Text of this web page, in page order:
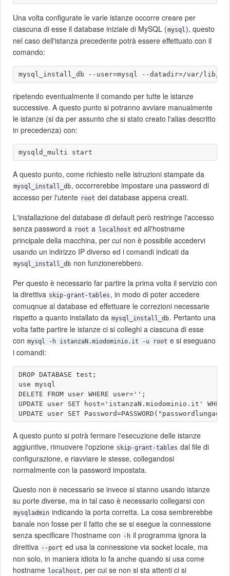
Una volta configurate le varie istanze occorre creare per
ciascuna di esse il database iniziale di MySQL (mysql), questo
nel caso dell'istanza precedente potrà essere effettuato con il
comando:
ripetendo eventualmente il comando per tutte le istanze
successive. A questo punto si potranno avviare manualmente
le istanze (si da per assunto che si stato creato l'alias descritto
in precedenza) con:
A questo punto, come richiesto nelle istruzioni stampate da
mysql_install_db, occorrerebbe impostare una password di
accesso per l'utente root dei database appena creati.
L'installazione del database di default però restringe l'accesso
senza password a root a localhost ed all'hostname
principale della macchina, per cui non è possibile accedervi
usando un indirizzo IP diverso ed i comandi indicati da
mysql_install_db non funzionerebbero.
Per questo è necessario far partire la prima volta il servizio con
la direttiva skip-grant-tables , in modo di poter accedere
comuqnue al database ed effettuare le correzioni necessarie
rispetto a quanto installato da mysql_install_db. Pertanto una
volta fatte partire le istanze ci si colleghi a ciascuna di esse
con mysql -h istanzaN.miodominio.it -u root e si eseguano
i comandi:
DROP DATABASE test;
use mysql
DELETE FROM user WHERE user='';
UPDATE user SET host='istanzaN.miodominio.it'
A questo punto si potrà fermare l'esecuzione delle istanze
aggiuntive, rimuovere l'opzione skip-grant-tables dal file di
configurazione, e riavviare le stesse, collegandosi
normalmente con la password impostata.
Questo non è necessario se invece si stanno usando istanze
su porte diverse, ma in tal caso è necessario collegarsi con
mysqladmin indicando la porta corretta. La cosa sembrerebbe
banale non fosse per il fatto che se si esegue la connessione
senza specificare l'hostname con -h il programma ignora la
direttiva --port ed usa la connessione via socket locale, ma
non solo, in maniera idiota lo fa anche quando si usa come
hostname localhost , per cui se non si sta attenti ci si